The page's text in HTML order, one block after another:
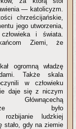
— katolicyzm.
chrześcijańskie,
jego utworzenia,
i świata.
Ziemi, że
ogromną władzę
Także skala
w człowieku
daje się z niczym
było
ludzkiej
stało, gdy na ziemie